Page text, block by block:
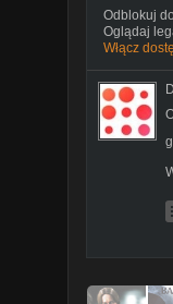
Odblokuj
Oglądaj
Włącz